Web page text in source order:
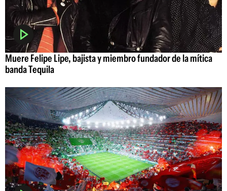
Muere Felipe Lipe, bajista y miembro fundador de la mítica
banda Tequila